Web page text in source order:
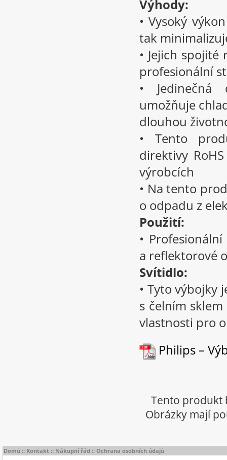
Výhody:
• Vysoký
tak
• Jejich
profesionální
• Jedinečná
umožňuje
dlouhou
• Tento
direktivy
výrobcích
• Na tento
o odpadu z
Použití:
•
a reflektorové
Svítidlo:
• Tyto výbojky
s čelním
vlastnosti pro
Philips –
Tento produkt
Obrázky mají
Domů :: Kontakt :: Nákupní řád :: Ochrana osobních údajů